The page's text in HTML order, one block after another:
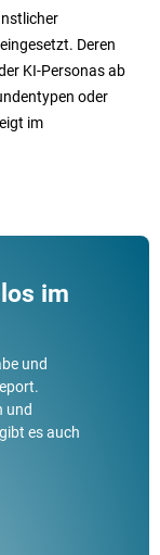
Deren
KI-Personas ab
oder
im
im
und
und
es auch